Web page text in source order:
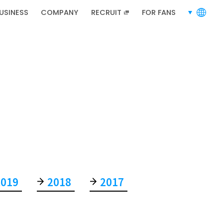
COMPANY RECRUIT FOR FANS languages
招聘信息
2018
2017